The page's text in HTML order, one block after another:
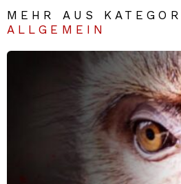
MEHR AUS
ALLGEMEIN